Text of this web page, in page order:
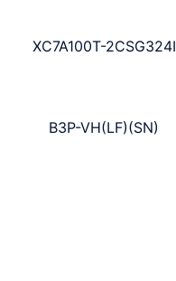
XC7A100T-2CSG324I
B3P-VH(LF)(SN)